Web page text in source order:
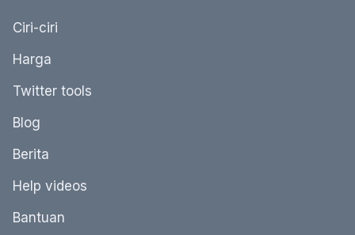
Ciri-ciri
Harga
Twitter tools
Blog
Berita
Help videos
Bantuan